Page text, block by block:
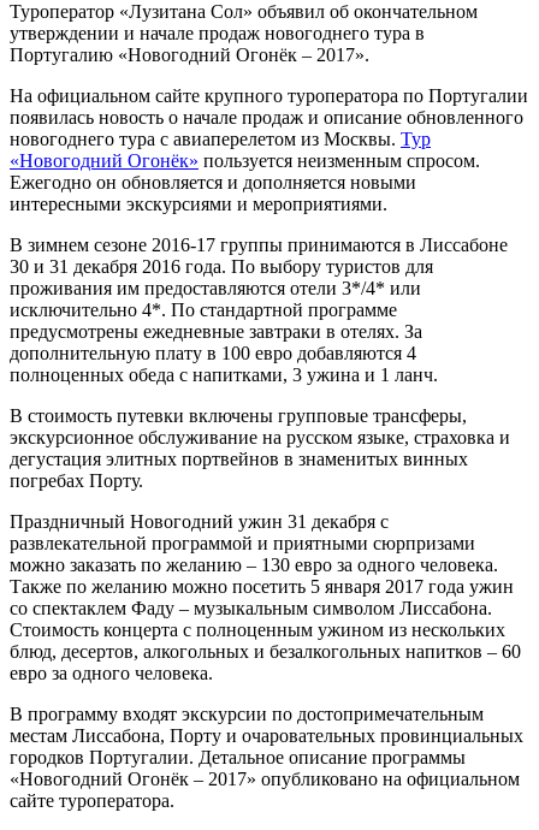
Туроператор «Лузитана Сол» объявил об окончательном
утверждении и начале продаж новогоднего тура в
Португалию «Новогодний Огонёк – 2017».
На официальном сайте крупного туроператора по Португалии
появилась новость о начале продаж и описание обновленного
новогоднего тура с авиаперелетом из Москвы. Тур
«Новогодний Огонёк» пользуется неизменным спросом.
Ежегодно он обновляется и дополняется новыми
интересными экскурсиями и мероприятиями.
В зимнем сезоне 2016-17 группы принимаются в Лиссабоне
30 и 31 декабря 2016 года. По выбору туристов для
проживания им предоставляются отели 3*/4* или
исключительно 4*. По стандартной программе
предусмотрены ежедневные завтраки в отелях. За
дополнительную плату в 100 евро добавляются 4
полноценных обеда с напитками, 3 ужина и 1 ланч.
В стоимость путевки включены групповые трансферы,
экскурсионное обслуживание на русском языке, страховка и
дегустация элитных портвейнов в знаменитых винных
погребах Порту.
Праздничный Новогодний ужин 31 декабря с
развлекательной программой и приятными сюрпризами
можно заказать по желанию – 130 евро за одного человека.
Также по желанию можно посетить 5 января 2017 года ужин
со спектаклем Фаду – музыкальным символом Лиссабона.
Стоимость концерта с полноценным ужином из нескольких
блюд, десертов, алкогольных и безалкогольных напитков – 60
евро за одного человека.
В программу входят экскурсии по достопримечательным
местам Лиссабона, Порту и очаровательных провинциальных
городков Португалии. Детальное описание программы
«Новогодний Огонёк – 2017» опубликовано на официальном
сайте туроператора.